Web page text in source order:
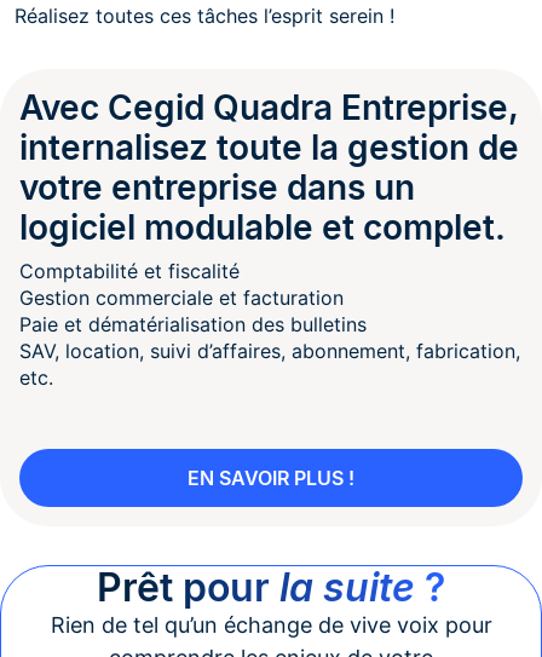
Réalisez toutes ces tâches l’esprit serein !
Avec Cegid Quadra Entreprise,
internalisez toute la gestion de
votre entreprise dans un
logiciel modulable et complet.
Comptabilité et fiscalité
Gestion commerciale et facturation
Paie et dématérialisation des bulletins
SAV, location, suivi d’affaires, abonnement, fabrication,
etc.
EN SAVOIR PLUS !
Prêt pour la suite ?
Rien de tel qu’un échange de vive voix pour